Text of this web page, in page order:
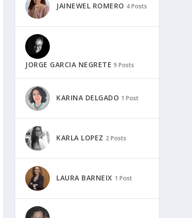
JAINEWEL ROMERO 4 Posts
JORGE GARCIA NEGRETE 9 Posts
KARINA DELGADO 1 Post
KARLA LOPEZ 2 Posts
LAURA BARNEIX 1 Post